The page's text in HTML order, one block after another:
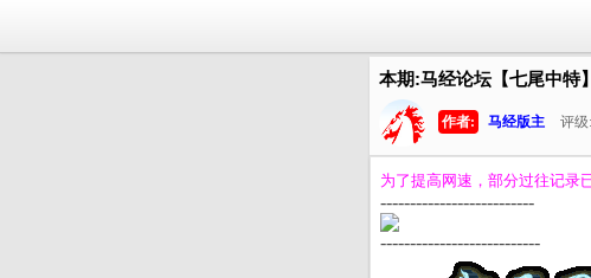
本期:马经论坛【七尾中特
作者: 马经版主 评级:
为了提高网速，部分过往记录
--------------------------
---------------------------